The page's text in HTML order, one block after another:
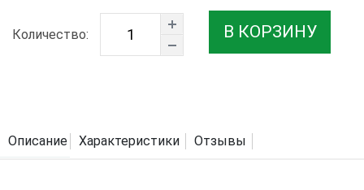
Количество: В КОРЗИНУ
Описание Характеристики Отзывы